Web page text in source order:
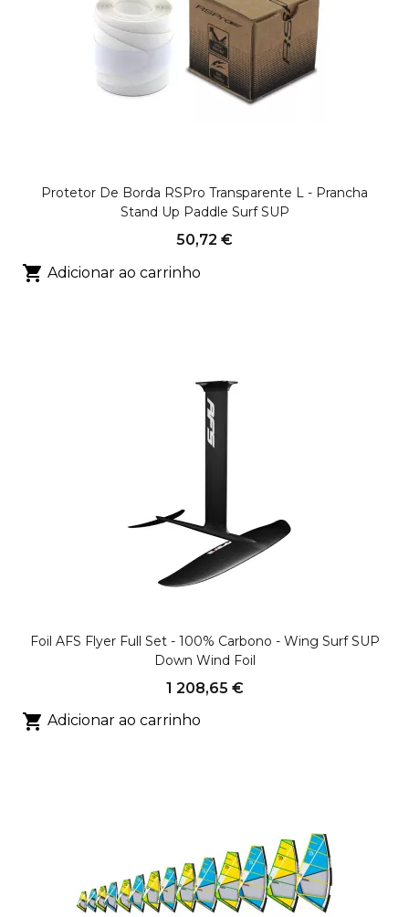
Protetor De Borda RSPro Transparente L - Prancha
Stand Up Paddle Surf SUP
50,72 €
 Adicionar ao carrinho
Foil AFS Flyer Full Set - 100% Carbono - Wing Surf SUP
Down Wind Foil
1 208,65 €
 Adicionar ao carrinho